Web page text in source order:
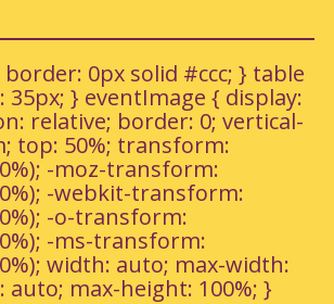
0px solid #ccc; } table
} eventImage { display:
relative; border: 0; vertical-
top: 50%; transform:
-moz-transform:
-webkit-transform:
-o-transform:
-ms-transform:
width: auto; max-width:
auto; max-height: 100%; }